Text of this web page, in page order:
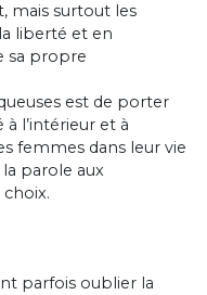
mais surtout les
liberté et en
sa propre
est de porter
l’intérieur et à
femmes dans leur vie
parole aux
parfois oublier la